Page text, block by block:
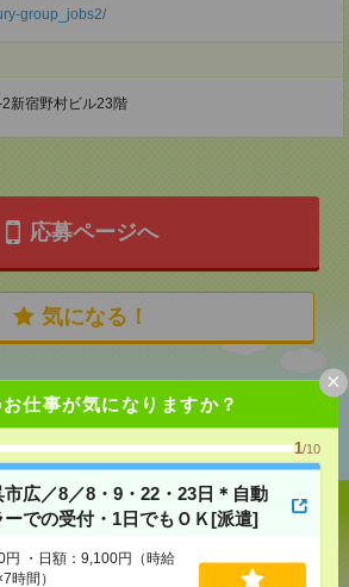
仕事が気になりますか？
1/10
市広／8／8・9・22・23日＊自動
ーでの受付・1日でもＯＫ[派遣]
円 ・日額：9,100円（時給
時間）
×
group_jobs2/
新宿野村ビル23階
応募ページへ
気になる！
閲覧履歴からの
すすめ
／8・9・22・23日＊自動車ディー
でもＯＫ[派遣]